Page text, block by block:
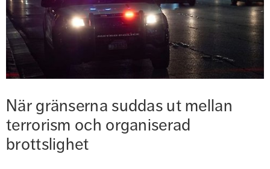
När gränserna suddas ut mellan
terrorism och organiserad
brottslighet